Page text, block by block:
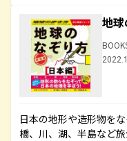
地
日本の地形や造形物を
橋、川、湖、半島など